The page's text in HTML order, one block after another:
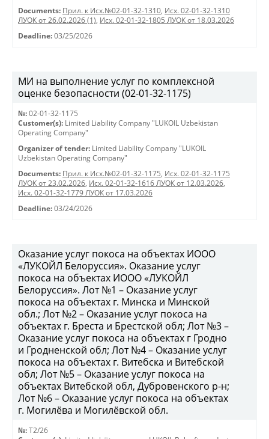
Documents: Прил. к Исх.№02-01-32-1310, Исх. 02-01-32-1310
ЛУОК от 26.02.2026 (1), Исх. 02-01-32-1805 ЛУОК от 18.03.2026
Deadline: 03/25/2026
МИ на выполнение услуг по комплексной
оценке безопасности (02-01-32-1175)
№: 02-01-32-1175
Customer(s): Limited Liability Company "LUKOIL Uzbekistan
Operating Company"
Organizer of tender: Limited Liability Company "LUKOIL
Uzbekistan Operating Company"
Documents: Прил. к Исх.№02-01-32-1175, Исх. 02-01-32-1175
ЛУОК от 23.02.2026, Исх. 02-01-32-1616 ЛУОК от 12.03.2026,
Исх. 02-01-32-1779 ЛУОК от 17.03.2026
Deadline: 03/24/2026
Оказание услуг покоса на объектах ИООО
«ЛУКОЙЛ Белоруссия». Оказание услуг
покоса на объектах ИООО «ЛУКОЙЛ
Белоруссия». Лот №1 – Оказание услуг
покоса на объектах г. Минска и Минской
обл.; Лот №2 – Оказание услуг покоса на
объектах г. Бреста и Брестской обл; Лот №3 –
Оказание услуг покоса на объектах г Гродно
и Гродненской обл; Лот №4 – Оказание услуг
покоса на объектах г. Витебска и Витебской
обл; Лот №5 – Оказание услуг покоса на
объектах Витебской обл, Дубровенского р-н;
Лот №6 – Оказание услуг покоса на объектах
г. Могилёва и Могилёвской обл.
№: T2/26